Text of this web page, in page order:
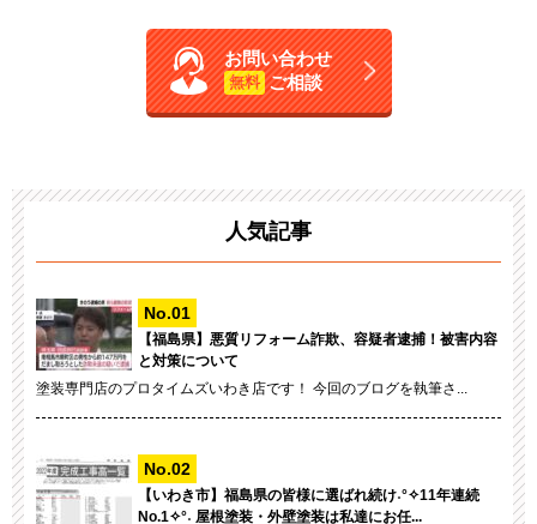
お問い合わせ
無料 ご相談
人気記事
【福島県】悪質リフォーム詐欺、容疑者逮捕！被害内容
と対策について
塗装専門店のプロタイムズいわき店です！ 今回のブログを執筆さ...
【いわき市】福島県の皆様に選ばれ続け˖°✧11年連続
No.1✧°˖ 屋根塗装・外壁塗装は私達にお任...